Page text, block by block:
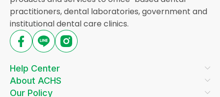
practitioners, dental laboratories, government and
institutional dental care clinics.
Help Center
About ACHS
Our Policy